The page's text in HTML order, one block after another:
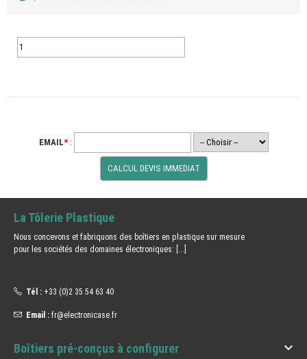
EMAIL*:
La Tôlerie Plastique
Nous concevons et fabriquons des boîtiers en plastique sur mesure
pour les sociétés des domaines électroniques: [...]
Tél : +33 (0)2 35 54 63 40
Email : fr@electronicase.fr
Boîtiers pré-conçus à configurer 